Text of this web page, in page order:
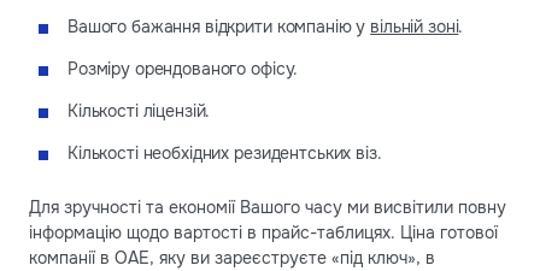
Вашого бажання відкрити компанію у вільній зоні.
Розміру орендованого офісу.
Кількості ліцензій.
Кількості необхідних резидентських віз.
Для зручності та економії Вашого часу ми висвітили повну
інформацію щодо вартості в прайс-таблицях. Ціна готової
компанії в ОАЕ, яку ви зареєструєте «під ключ», в